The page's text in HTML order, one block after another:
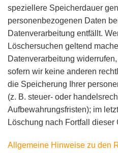
speziellere Speicherdauer
personenbezogenen Daten
Datenverarbeitung entfällt.
Löschersuchen geltend
Datenverarbeitung
sofern wir keine anderen
die Speicherung Ihrer
(z. B. steuer- oder
Aufbewahrungsfristen); im
Löschung nach Fortfall dieser
Allgemeine Hinweise zu den